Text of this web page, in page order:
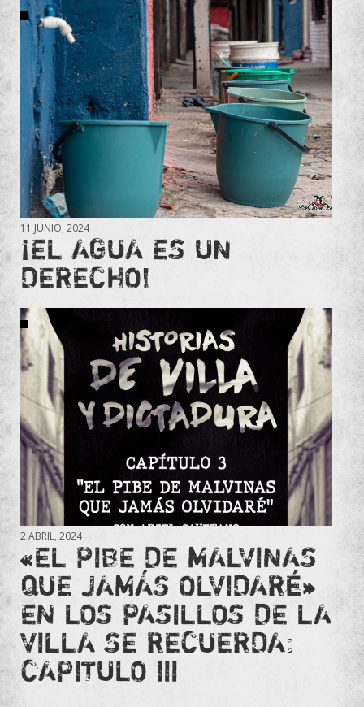
11 JUNIO, 2024
¡EL AGUA ES UN
DERECHO!
2 ABRIL, 2024
«EL PIBE DE MALVINAS
QUE JAMÁS OLVIDARÉ»
EN LOS PASILLOS DE LA
VILLA SE RECUERDA:
CAPITULO III